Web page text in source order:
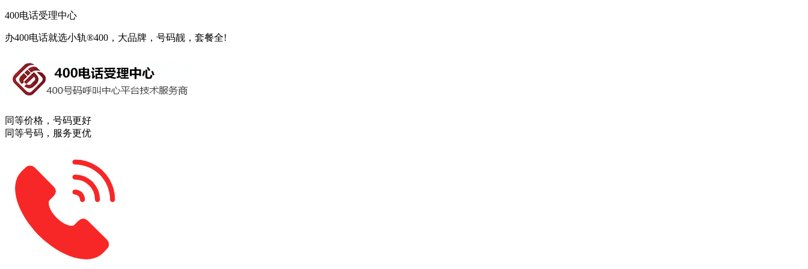
400电话受理中心
办400电话就选小轨®400，大品牌，号码靓，套餐全!
同等价格，号码更好
同等号码，服务更优